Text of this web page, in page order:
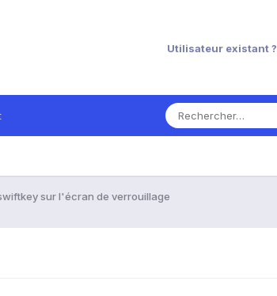
Utilisateur existant
sur l'écran de verrouillage